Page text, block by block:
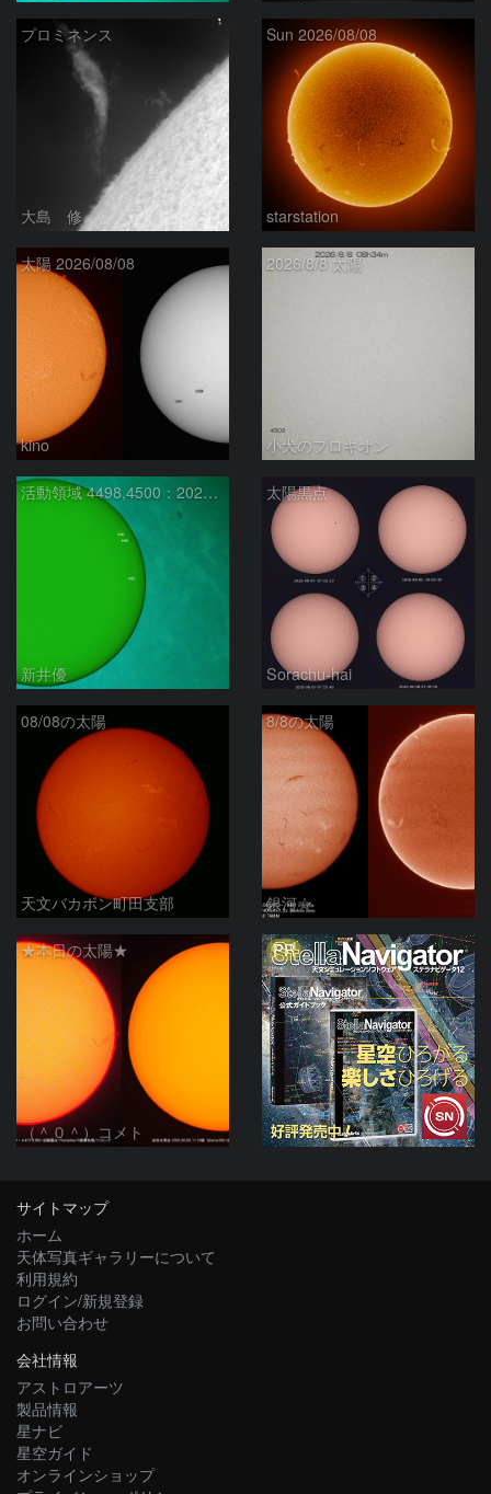
プロミネンス
大島 修
Sun 2026/08/08
starstation
太陽 2026/08/08
kino
2026/8/8 太陽
小犬のプロキオン
活動領域 4498,4500：2026/08/08
新井優
太陽黒点
Sorachu-hai
08/08の太陽
天文バカボン町田支部
8/8の太陽
銀河☆
★本日の太陽★
（＾０＾）コメト
PR
サイトマップ
ホーム
天体写真ギャラリーについて
利用規約
ログイン/新規登録
お問い合わせ
会社情報
アストロアーツ
製品情報
星ナビ
星空ガイド
オンラインショップ